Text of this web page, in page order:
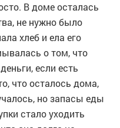
В доме осталась
не нужно было
хлеб и ела его
о том, что
если есть
что осталось дома,
но запасы еды
стало уходить